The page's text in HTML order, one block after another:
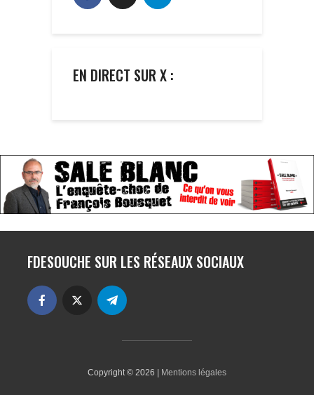
EN DIRECT SUR X :
FDESOUCHE SUR LES RÉSEAUX SOCIAUX
Copyright © 2026 | Mentions légales